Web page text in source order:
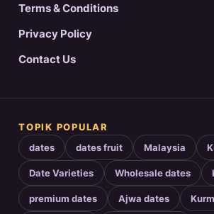
Terms & Conditions
Privacy Policy
Contact Us
TOPIK POPULAR
dates dates fruit Malaysia
Date Varieties Wholesale dates
premium dates Ajwa dates